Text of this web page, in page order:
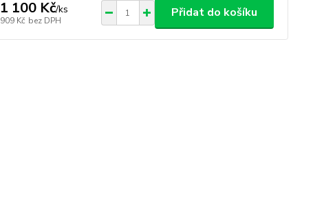
1 100 Kč/ks
909 Kč bez DPH
Přidat do košíku